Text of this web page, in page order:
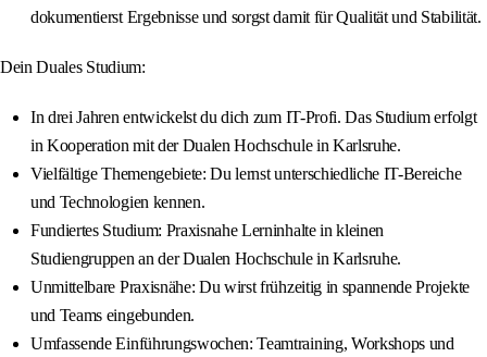
dokumentierst Ergebnisse und sorgst damit für Qualität und Stabilität.
Dein Duales Studium:
In drei Jahren entwickelst du dich zum IT-Profi. Das Studium erfolgt
in Kooperation mit der Dualen Hochschule in Karlsruhe.
Vielfältige Themengebiete: Du lernst unterschiedliche IT-Bereiche
und Technologien kennen.
Fundiertes Studium: Praxisnahe Lerninhalte in kleinen
Studiengruppen an der Dualen Hochschule in Karlsruhe.
Unmittelbare Praxisnähe: Du wirst frühzeitig in spannende Projekte
und Teams eingebunden.
Umfassende Einführungswochen: Teamtraining, Workshops und